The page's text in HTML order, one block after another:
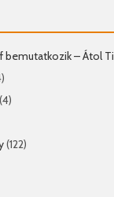
bemutatkozik – Átol
(4)
(122)